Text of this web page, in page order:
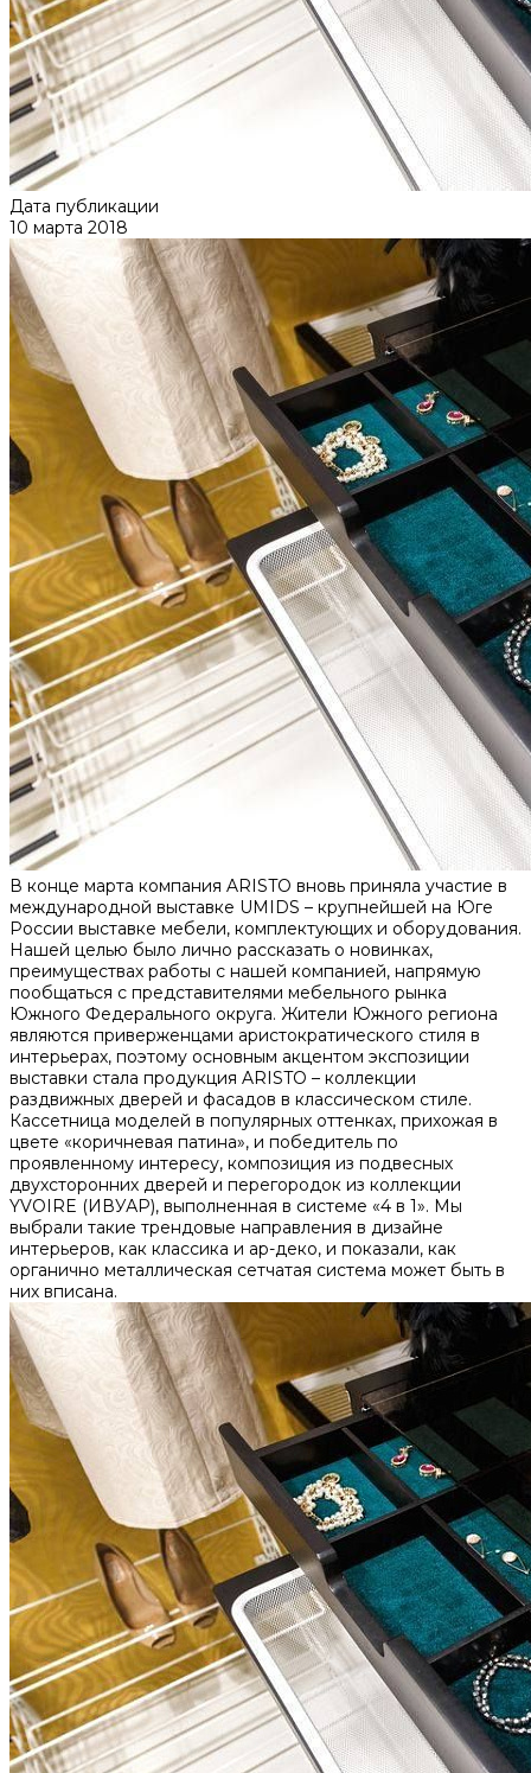
Дата публикации
10 марта 2018
В конце марта компания ARISTO вновь приняла участие в
международной выставке UMIDS – крупнейшей на Юге
России выставке мебели, комплектующих и оборудования.
Нашей целью было лично рассказать о новинках,
преимуществах работы с нашей компанией, напрямую
пообщаться с представителями мебельного рынка
Южного Федерального округа. Жители Южного региона
являются приверженцами аристократического стиля в
интерьерах, поэтому основным акцентом экспозиции
выставки стала продукция ARISTO – коллекции
раздвижных дверей и фасадов в классическом стиле.
Кассетница моделей в популярных оттенках, прихожая в
цвете «коричневая патина», и победитель по
проявленному интересу, композиция из подвесных
двухсторонних дверей и перегородок из коллекции
YVOIRE (ИВУАР), выполненная в системе «4 в 1». Мы
выбрали такие трендовые направления в дизайне
интерьеров, как классика и ар-деко, и показали, как
органично металлическая сетчатая система может быть в
них вписана.